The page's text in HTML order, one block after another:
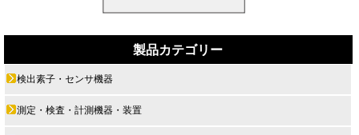
製品カテゴリー
検出素子・センサ機器
測定・検査・計測機器・装置